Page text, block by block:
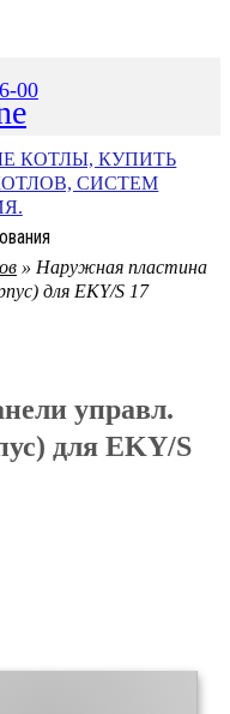
00
КОТЛЫ, КУПИТЬ
СИСТЕМ
» Наружная пластина
для EKY/S 17
управл.
для EKY/S